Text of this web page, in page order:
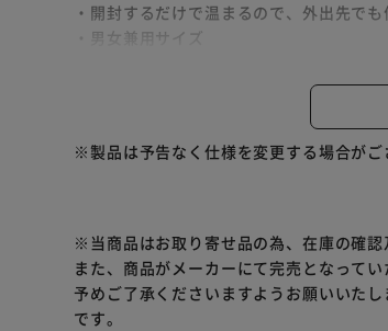
・開封するだけで温まるので、外出先でも
・男女兼用サイズ
・どんな姿勢でも使いやすい耳かけつき
男女兼用サイズ、無香料タイプ。
天然エッセンシャルオイルを贅沢にブレ
ほっと落ち着きたい気分の日におすすめで
※リニューアルに伴い、パッケージ・内
※製品は予告なく仕様を変更する場合が
※当商品はお取り寄せ品の為、在庫の確
また、商品がメーカーにて完売となって
予めご了承くださいますようお願いいたし
です。